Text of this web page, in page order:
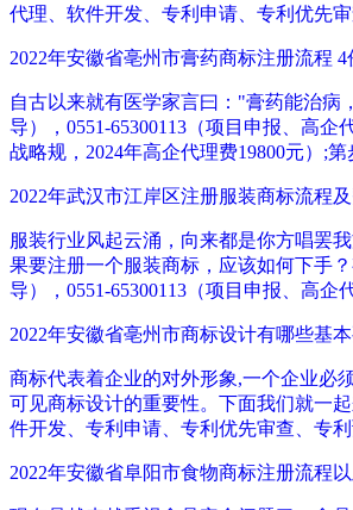
代理、软件开发、专利申请、专利优先
2022年安徽省亳州市膏药商标注册流程
自古以来就有医学家言曰："膏药能治病
导），0551-65300113（项目申报、高
战略规，2024年高企代理费19800元）;
2022年武汉市江岸区注册服装商标流程及
服装行业风起云涌，向来都是你方唱罢
果要注册一个服装商标，应该如何下手
导），0551-65300113（项目申报、高企
2022年安徽省亳州市商标设计有哪些基本
商标代表着企业的对外形象,一个企业必
可见商标设计的重要性。下面我们就一
件开发、专利申请、专利优先审查、专
2022年安徽省阜阳市食物商标注册流程以